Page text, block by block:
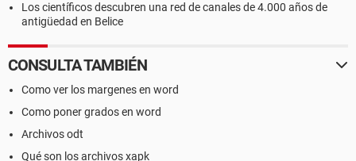
Los científicos descubren una red de canales de 4.000 años de
antigüedad en Belice
CONSULTA TAMBIÉN
Como ver los margenes en word
Como poner grados en word
Archivos odt
Qué son los archivos xapk